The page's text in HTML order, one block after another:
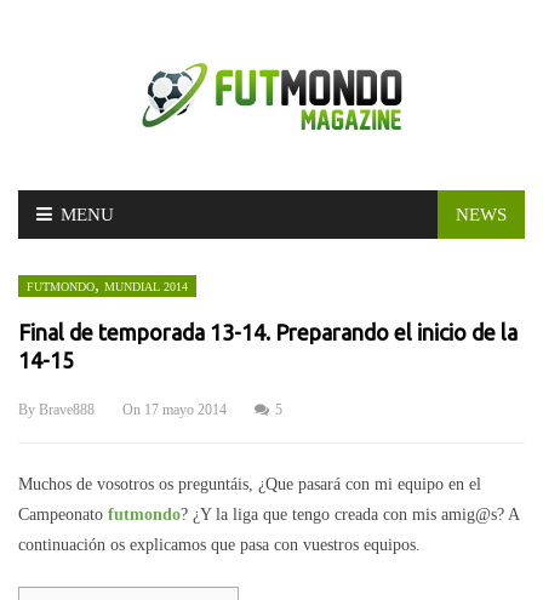
Skip
MENU NEWS
FUTMONDO, MUNDIAL 2014
Final de temporada 13-14. Preparando el inicio de la
14-15
By Brave888 On 17 mayo 2014 5
Muchos de vosotros os preguntáis, ¿Que pasará con mi equipo en el
Campeonato futmondo? ¿Y la liga que tengo creada con mis amig@s? A
continuación os explicamos que pasa con vuestros equipos.